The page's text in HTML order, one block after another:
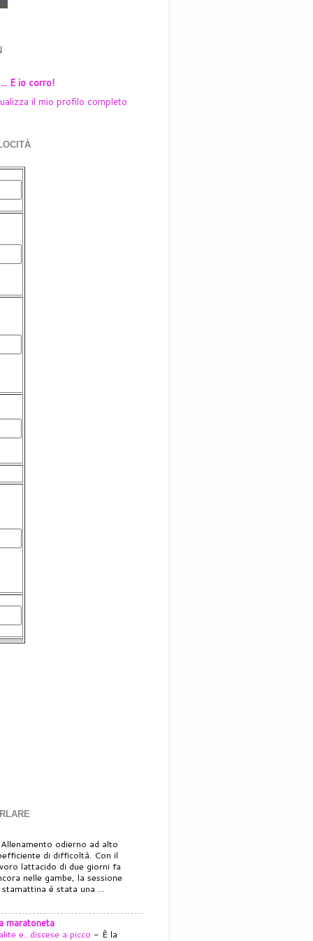
... E io corro!
il mio profilo completo
Allenamento odierno ad alto
di difficoltà. Con il
lattacido di due giorni fa
nelle gambe, la sessione
stamattina è stata una ...
maratoneta
e...discese a picco - È la